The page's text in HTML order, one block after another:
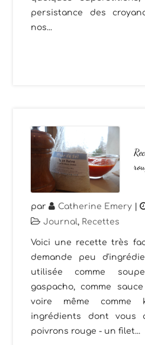
persistance des
nos...
par Catherine Emery |
Journal, Recettes
Voici une recette très
demande peu
utilisée comme
gaspacho, comme
voire même comme
ingrédients dont vous
poivrons rouge - un filet...